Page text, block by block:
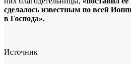
сделалось известным по всей
в Господа».
Источник